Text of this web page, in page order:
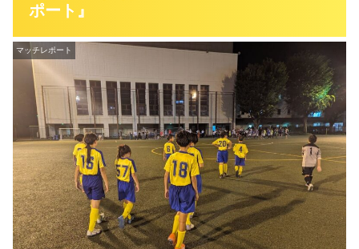
ポート』
マッチレポート